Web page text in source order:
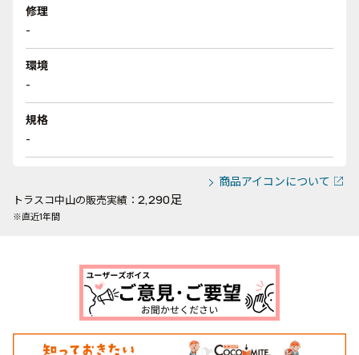
修理
-
環境
-
規格
-
商品アイコンについて
トラスコ中山の販売実績： 2,290足
※直近1年間